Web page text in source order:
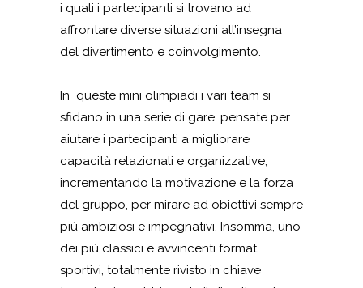
i quali i partecipanti si trovano ad
affrontare diverse situazioni all’insegna
del divertimento e coinvolgimento.
In queste mini olimpiadi i vari team si
sfidano in una serie di gare, pensate per
aiutare i partecipanti a migliorare
capacità relazionali e organizzative,
incrementando la motivazione e la forza
del gruppo, per mirare ad obiettivi sempre
più ambiziosi e impegnativi. Insomma, uno
dei più classici e avvincenti format
sportivi, totalmente rivisto in chiave